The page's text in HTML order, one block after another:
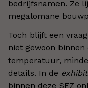
bedrijfsnamen. Ze
megalomane
Toch blijft een
niet gewoon
temperatuur,
details. In de
binnen deze SEZ